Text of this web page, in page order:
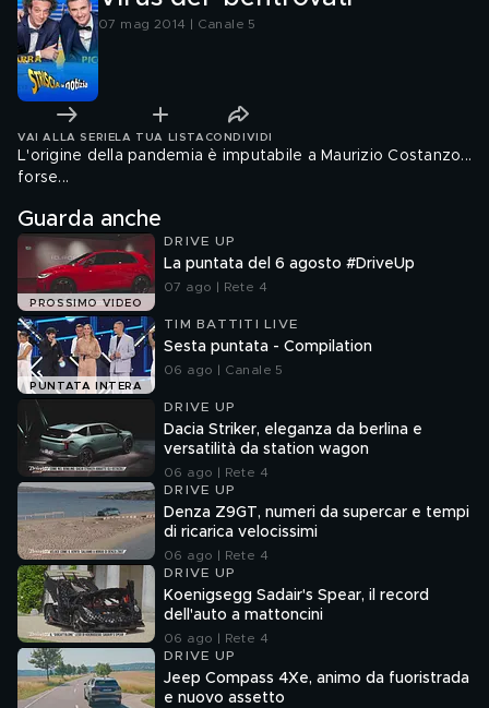
07 mag 2014 | Canale 5
VAI ALLA SERIE LA TUA LISTA CONDIVIDI
L'origine della pandemia è imputabile a Maurizio Costanzo...
forse...
Guarda anche
PROSSIMO VIDEO
DRIVE UP
La puntata del 6 agosto #DriveUp
07 ago | Rete 4
PUNTATA INTERA
TIM BATTITI LIVE
Sesta puntata - Compilation
06 ago | Canale 5
DRIVE UP
Dacia Striker, eleganza da berlina e
versatilità da station wagon
06 ago | Rete 4
DRIVE UP
Denza Z9GT, numeri da supercar e tempi
di ricarica velocissimi
06 ago | Rete 4
DRIVE UP
Koenigsegg Sadair's Spear, il record
dell'auto a mattoncini
06 ago | Rete 4
DRIVE UP
Jeep Compass 4Xe, animo da fuoristrada
e nuovo assetto